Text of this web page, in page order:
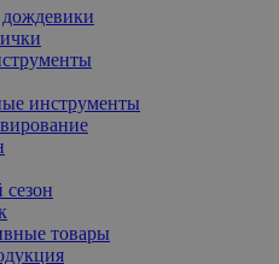
инструменты
товары